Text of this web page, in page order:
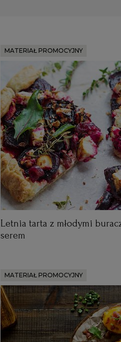
MATERIAŁ PROMOCYJNY
Letnia tarta z młodymi
serem
MATERIAŁ PROMOCYJNY